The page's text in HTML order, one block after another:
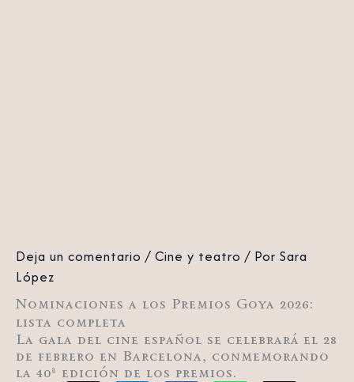
Deja un comentario / Cine y teatro / Por Sara
López
Nominaciones a los Premios Goya 2026:
lista completa
La gala del cine español se celebrará el 28
de febrero en Barcelona, conmemorando
la 40ª edición de los premios.